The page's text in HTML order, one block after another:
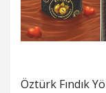
Öztürk Fındık